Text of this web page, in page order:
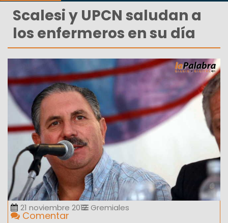
Scalesi y UPCN saludan a
los enfermeros en su día
21 noviembre 2012 Gremiales
Comentar